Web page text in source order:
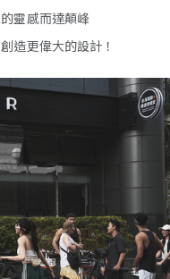
靈感而達顛峰
造更偉大的設計！